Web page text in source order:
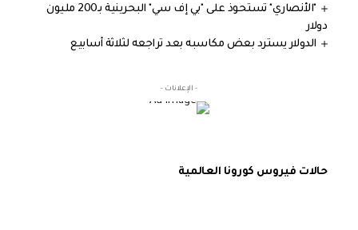
"الأنصاري" تستحوذ على "بي إف سي" البحرينية بـ200 مليون
دولار
الدولار يسترد بعض مكاسبه بعد تراجعه لثلاثة أسابيع
- الإعلانات -
حالات فيروس كورونا العالمية